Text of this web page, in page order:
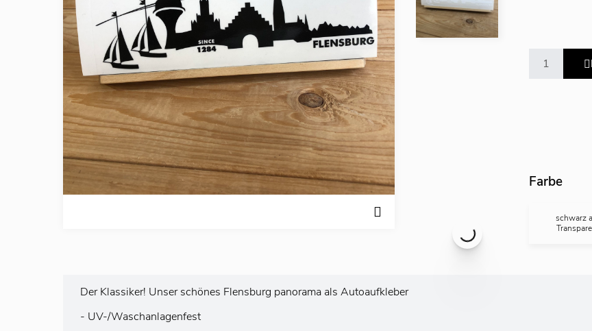
Farbe
schwarz
Der Klassiker! Unser schönes Flensburg panorama als Autoaufkleber
- UV-/Waschanlagenfest